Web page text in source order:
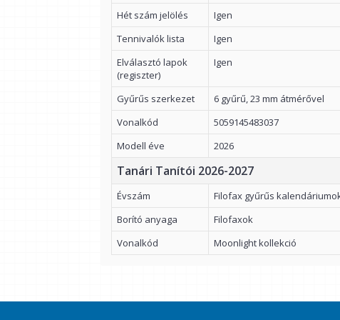
Hét szám jelölés
Igen
Tennivalók lista
Igen
Elválasztó lapok
(regiszter)
Igen
Gyűrűs szerkezet
6 gyűrű, 23 mm átmérővel
Vonalkód
5059145483037
Modell éve
2026
Tanári Tanítói 2026-2027
Évszám
Filofax gyűrűs
Borító anyaga
Filofaxok
Vonalkód
Moonlight kollekció